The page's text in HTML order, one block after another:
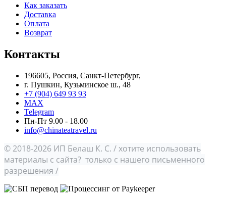
Как заказать
Доставка
Оплата
Возврат
Контакты
196605, Россия, Санкт-Петербург,
г. Пушкин, Кузьминское ш., 48
+7 (904) 649 93 93
MAX
Telegram
Пн-Пт 9.00 - 18.00
info@chinateatravel.ru
© 2018-2026 ИП Белаш К. С. / хотите использовать
материалы с сайта? только с нашего письменного
разрешения /